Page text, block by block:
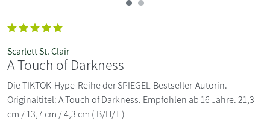
Scarlett St. Clair
A Touch of Darkness
Die TIKTOK-Hype-Reihe der SPIEGEL-Bestseller-Autorin.
Originaltitel: A Touch of Darkness. Empfohlen ab 16 Jahre. 21,3
cm / 13,7 cm / 4,3 cm ( B/H/T )